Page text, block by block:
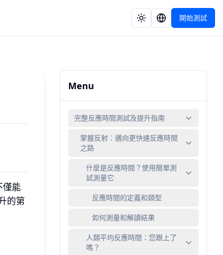
開始測試
僅能
的第
Menu
完整反應時間測試及提升指南
掌握反射：邁向更快速反應時間
之路
什麼是反應時間？使用簡單測
試測量它
反應時間的定義和類型
如何測量和解讀結果
人類平均反應時間：您跟上了
嗎？